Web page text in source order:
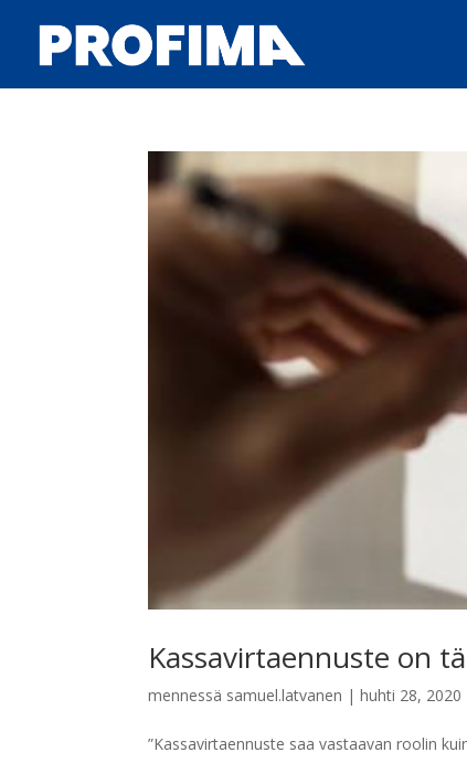
Kassavirtaennuste on
mennessä samuel.latvanen |huhti 28, 2020
”Kassavirtaennuste saa vastaavan roolin